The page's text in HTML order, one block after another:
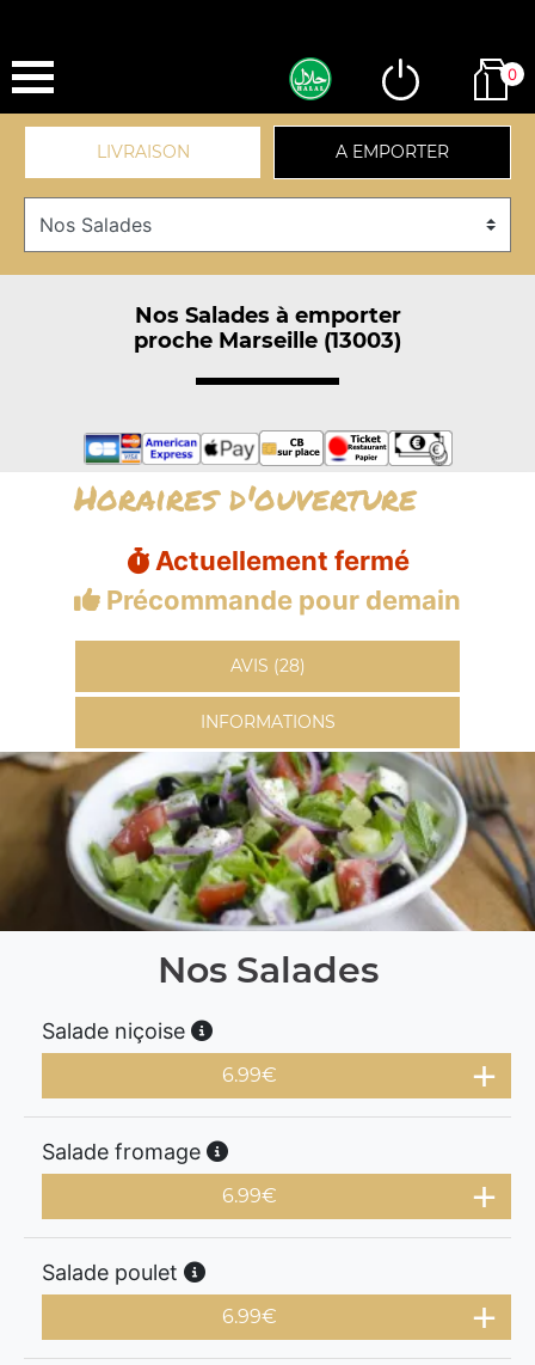
0
LIVRAISON A EMPORTER
Nos Salades à emporter
proche Marseille (13003)
Horaires d'ouverture
Actuellement fermé
Précommande pour demain
AVIS (28)
INFORMATIONS
Nos Salades
Salade niçoise
6.99€
Salade fromage
6.99€
Salade poulet
6.99€